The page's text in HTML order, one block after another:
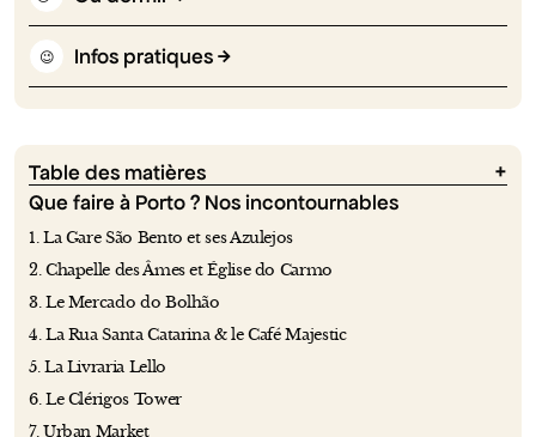
😉 Infos pratiques
Table des matières
Que faire à Porto ? Nos incontournables
1. La Gare São Bento et ses Azulejos
2. Chapelle des Âmes et Église do Carmo
3. Le Mercado do Bolhão
4. La Rua Santa Catarina & le Café Majestic
5. La Livraria Lello
6. Le Clérigos Tower
7. Urban Market